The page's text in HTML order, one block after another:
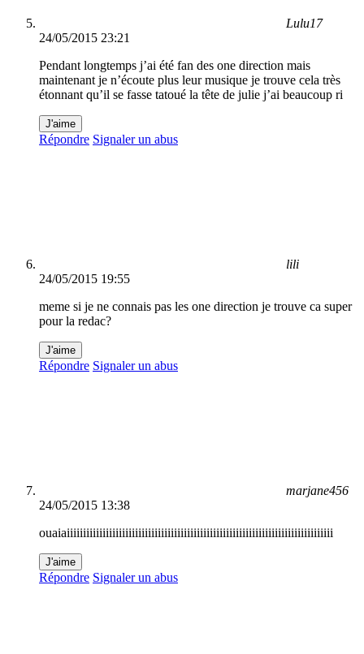
Lulu17
24/05/2015 23:21
Pendant longtemps j’ai été fan des one direction mais
maintenant je n’écoute plus leur musique je trouve cela très
étonnant qu’il se fasse tatoué la tête de julie j’ai beaucoup ri
J'aime
Répondre Signaler un abus
lili
24/05/2015 19:55
meme si je ne connais pas les one direction je trouve ca super
pour la redac?
J'aime
Répondre Signaler un abus
marjane456
24/05/2015 13:38
ouaiaiiiiiiiiiiiiiiiiiiiiiiiiiiiiiiiiiiiiiiiiiiiiiiiiiiiiiiiiiiiiiiiiiiiiiiiiiiiiiiiiii
J'aime
Répondre Signaler un abus